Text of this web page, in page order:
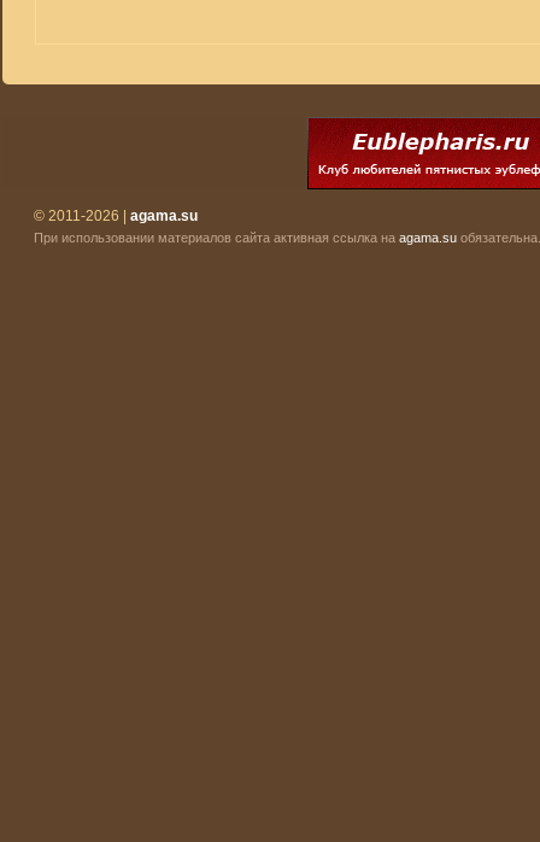
© 2011-2026 | agama.su
При использовании материалов сайта активная ссылка на agama.su обязательна.